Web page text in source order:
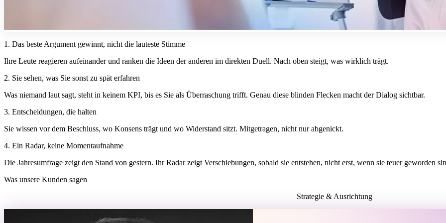
1. Das beste Argument gewinnt, nicht die lauteste Stimme
Ihre Leute reagieren aufeinander und ranken die Ideen der anderen im direkten Duell. Nach oben steigt, was wirklich trägt.
2. Sie sehen, was Sie sonst zu spät erfahren
Was niemand laut sagt, steht in keinem KPI, bis es Sie als Überraschung trifft. Genau diese blinden Flecken macht der Dialog sichtbar.
3. Entscheidungen, die halten
Sie wissen vor dem Beschluss, wo Konsens trägt und wo Widerstand sitzt. Mitgetragen, nicht nur abgenickt.
4. Ein Radar, keine Momentaufnahme
Die Jahresumfrage zeigt den Stand von gestern. Ihr Radar zeigt Verschiebungen, sobald sie entstehen, nicht erst, wenn sie teuer geworden
Was unsere Kunden sagen
Strategie & Ausrichtung